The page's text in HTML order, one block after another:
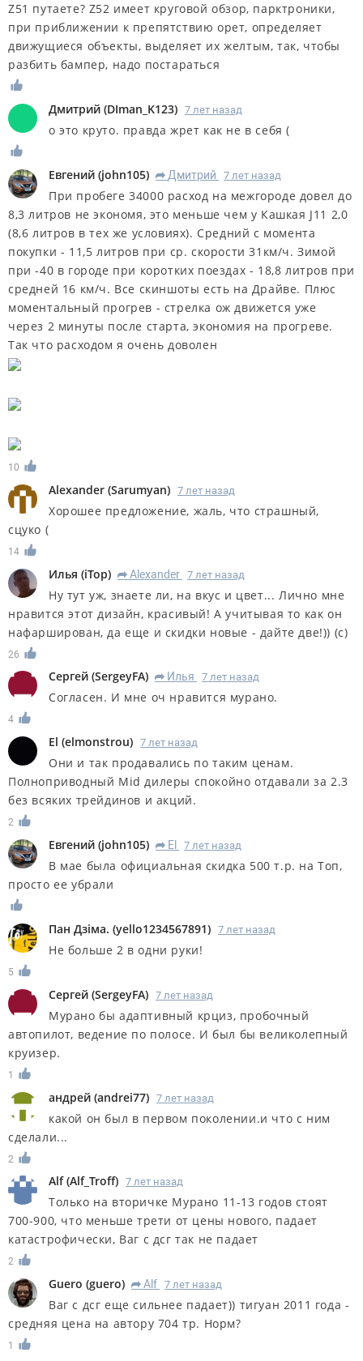
Z51 путаете? Z52 имеет круговой обзор, парктроники,
при приближении к препятствию орет, определяет
движущиеся объекты, выделяет их желтым, так, чтобы
разбить бампер, надо постараться
Дмитрий (DIman_K123) 7 лет назад
о это круто. правда жрет как не в себя (
Евгений (john105) R Дмитрий 7 лет назад
При пробеге 34000 расход на межгороде довел до
8,3 литров не экономя, это меньше чем у Кашкая J11 2,0
(8,6 литров в тех же условиях). Средний с момента
покупки - 11,5 литров при ср. скорости 31км/ч. Зимой
при -40 в городе при коротких поездах - 18,8 литров при
средней 16 км/ч. Все скиншоты есть на Драйве. Плюс
моментальный прогрев - стрелка ож движется уже
через 2 минуты после старта, экономия на прогреве.
Так что расходом я очень доволен
10
Alexander (Sarumyan) 7 лет назад
Хорошее предложение, жаль, что страшный,
сцуко (
14
Илья (iTop) R Alexander 7 лет назад
Ну тут уж, знаете ли, на вкус и цвет... Лично мне
нравится этот дизайн, красивый! А учитывая то как он
нафарширован, да еще и скидки новые - дайте две!)) (с)
26
Сергей (SergeyFA) R Илья 7 лет назад
Согласен. И мне оч нравится мурано.
4
El (elmonstrou) 7 лет назад
Они и так продавались по таким ценам.
Полноприводный Mid дилеры спокойно отдавали за 2.3
без всяких трейдинов и акций.
2
Евгений (john105) R El 7 лет назад
В мае была официальная скидка 500 т.р. на Топ,
просто ее убрали
Пан Дзiма. (yello1234567891) 7 лет назад
Не больше 2 в одни руки!
5
Сергей (SergeyFA) 7 лет назад
Мурано бы адаптивный крциз, пробочный
автопилот, ведение по полосе. И был бы великолепный
круизер.
1
андрей (andrei77) 7 лет назад
какой он был в первом поколении.и что с ним
сделали...
2
Alf(Alf_Troff) 7 лет назад
Только на вторичке Мурано 11-13 годов стоят
700-900, что меньше трети от цены нового, падает
катастрофически, Ваг с дсг так не падает
2
Guero (guero) R Alf 7 лет назад
Ваг с дсг еще сильнее падает)) тигуан 2011 года -
средняя цена на автору 704 тр. Норм?
1